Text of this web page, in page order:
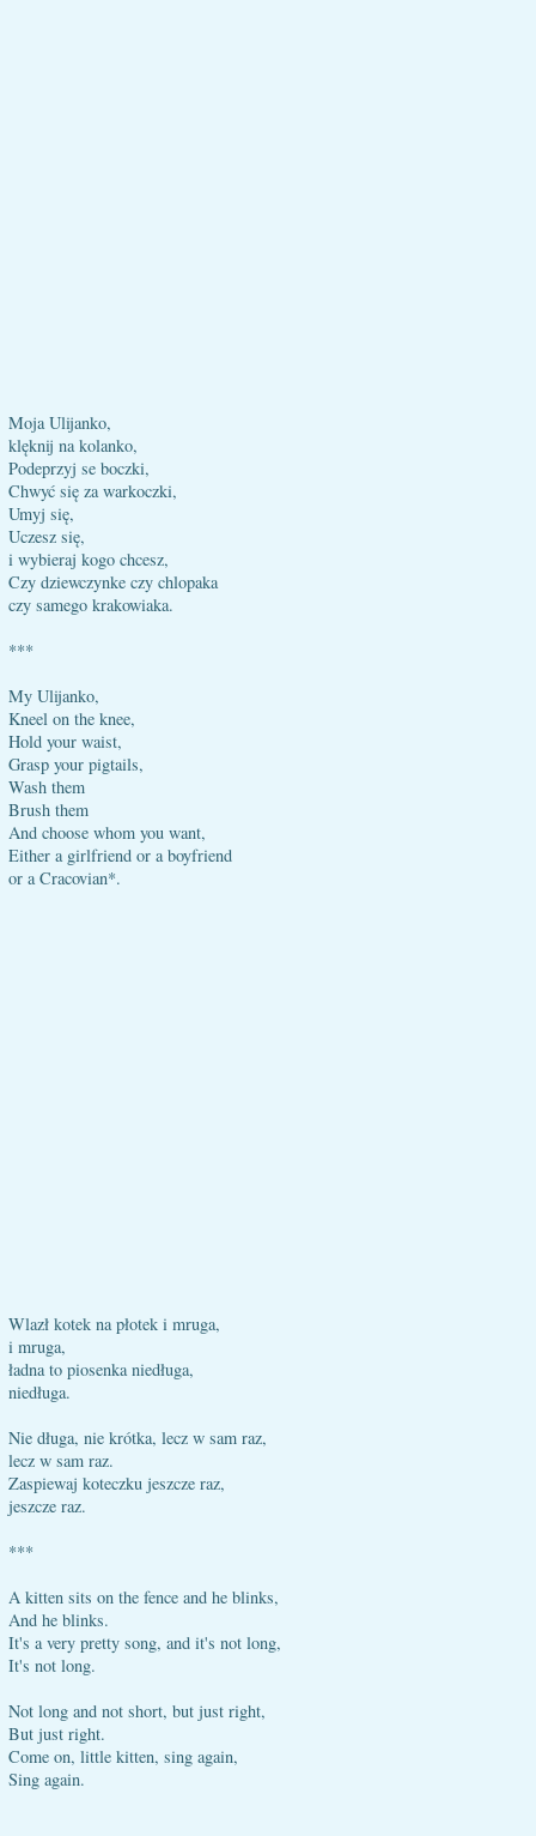
Moja Ulijanko,
klęknij na kolanko,
Podeprzyj se boczki,
Chwyć się za warkoczki,
Umyj się,
Uczesz się,
i wybieraj kogo chcesz,
Czy dziewczynke czy chlopaka
czy samego krakowiaka.
***
My Ulijanko,
Kneel on the knee,
Hold your waist,
Grasp your pigtails,
Wash them
Brush them
And choose whom you want,
Either a girlfriend or a boyfriend
or a Cracovian*.
Wlazł kotek na płotek i mruga,
i mruga,
ładna to piosenka niedługa,
niedługa.
Nie długa, nie krótka, lecz w sam raz,
lecz w sam raz.
Zaspiewaj koteczku jeszcze raz,
jeszcze raz.
***
A kitten sits on the fence and he blinks,
And he blinks.
It's a very pretty song, and it's not long,
It's not long.
Not long and not short, but just right,
But just right.
Come on, little kitten, sing again,
Sing again.